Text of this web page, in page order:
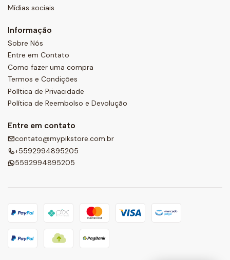
Mídias sociais
Informação
Sobre Nós
Entre em Contato
Como fazer uma compra
Termos e Condições
Política de Privacidade
Política de Reembolso e Devolução
Entre em contato
contato@mypikstore.com.br
+5592994895205
5592994895205